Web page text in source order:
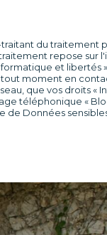
du traitement
repose sur
et libertés
moment en
que vos droits «
téléphonique «
Données